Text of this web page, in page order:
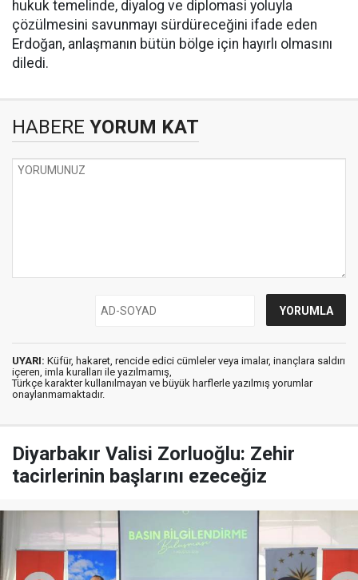
hukuk temelinde, diyalog ve diplomasi yoluyla
çözülmesini savunmayı sürdüreceğini ifade eden
Erdoğan, anlaşmanın bütün bölge için hayırlı olmasını
diledi.
HABERE YORUM KAT
UYARI: Küfür, hakaret, rencide edici cümleler veya imalar, inançlara saldırı
içeren, imla kuralları ile yazılmamış,
Türkçe karakter kullanılmayan ve büyük harflerle yazılmış yorumlar
onaylanmamaktadır.
Diyarbakır Valisi Zorluoğlu: Zehir
tacirlerinin başlarını ezeceğiz